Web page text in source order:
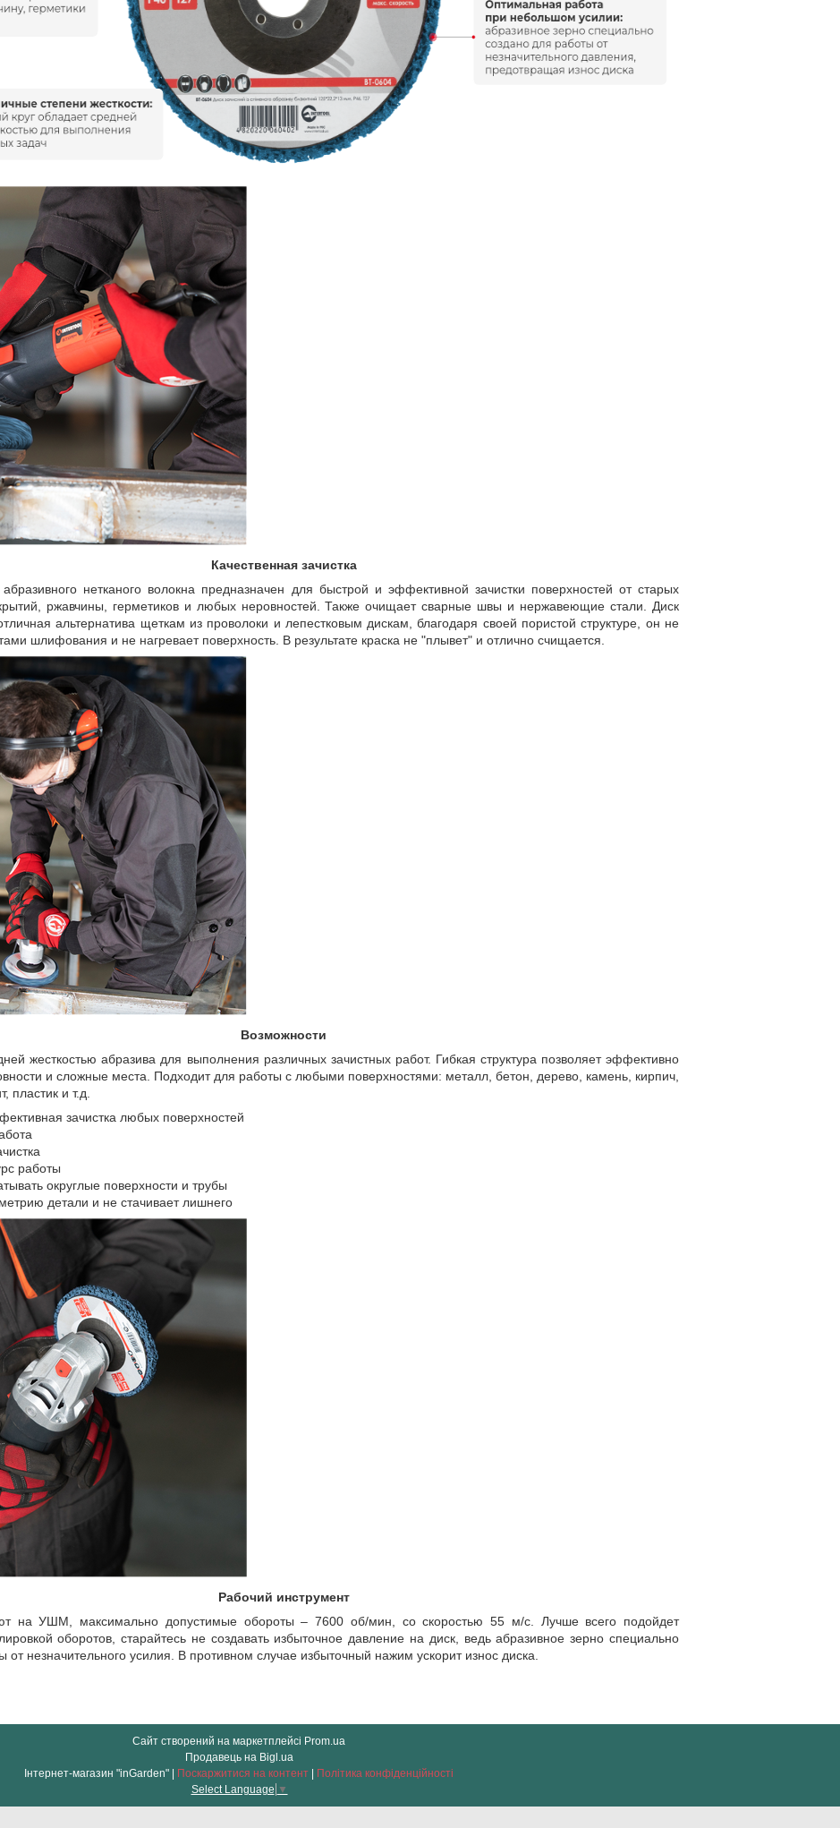
Качественная зачистка
нетканого волокна предназначен для быстрой и эффективной зачистки поверхностей от старых
ржавчины, герметиков и любых неровностей. Также очищает сварные швы и нержавеющие стали. Диск
альтернатива щеткам из проволоки и лепестковым дискам, благодаря своей пористой структуре, он не
шлифования и не нагревает поверхность. В результате краска не "плывет" и отлично счищается.
Возможности
жесткостью абразива для выполнения различных зачистных работ. Гибкая структура позволяет эффективно
и сложные места. Подходит для работы с любыми поверхностями: металл, бетон, дерево, камень, кирпич,
пластик и т.д.
зачистка любых поверхностей
работы
округлые поверхности и трубы
детали и не стачивает лишнего
Рабочий инструмент
на УШМ, максимально допустимые обороты – 7600 об/мин, со скоростью 55 м/с. Лучше всего подойдет
оборотов, старайтесь не создавать избыточное давление на диск, ведь абразивное зерно специально
от незначительного усилия. В противном случае избыточный нажим ускорит износ диска.
Сайт створений на маркетплейсі Prom.ua
Продавець на Bigl.ua
Інтернет-магазин "inGarden" | Поскаржитися на контент | Політика конфіденційності
Select Language ▼